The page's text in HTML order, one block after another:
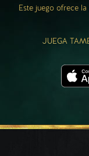
Este juego ofrece
JUEGA